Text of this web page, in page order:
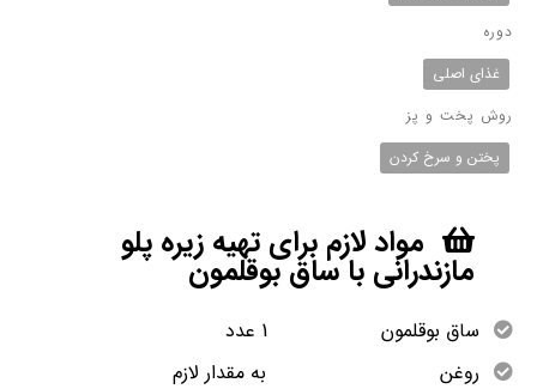
دوره
غذای اصلی
روش پخت و پز
پختن و سرخ کردن
مواد لازم برای تهیه زیره پلو
مازندرانی با ساق بوقلمون
ساق بوقلمون 1 عدد
روغن به مقدار لازم